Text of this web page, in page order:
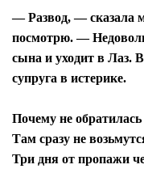
— Развод, — сказала
посмотрю. —
сына и уходит в Лаз.
супруга в истерике.
Почему не
Там сразу не
Три дня от пропажи